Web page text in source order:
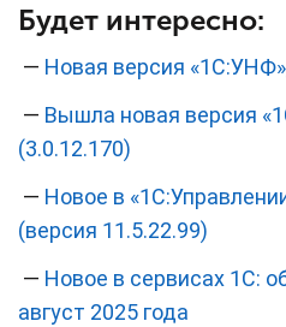
Будет интересно:
— Новая версия
— Вышла новая версия
(3.0.12.170)
— Новое в
(версия 11.5.22.99)
— Новое в сервисах 1C:
август 2025 года